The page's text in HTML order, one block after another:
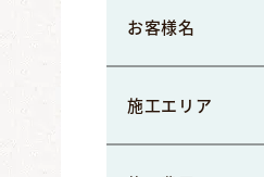
お客様名
施工エリア